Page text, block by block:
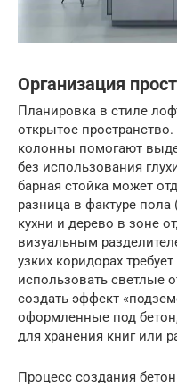
Организация
Планировка в стиле
открытое
колонны помогают
без использования
барная стойка может
разница в фактуре
кухни и дерево в зоне
визуальным
узких коридорах
использовать светлые
создать эффект
оформленные под
для хранения книг или
Процесс создания